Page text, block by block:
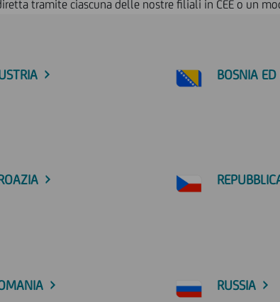
tramite ciascuna delle nostre filiali in CEE o un
BOSNIA
RUSSIA